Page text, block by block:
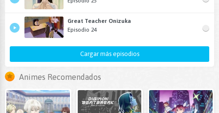
Great Teacher Onizuka
Episodio 24
Cargar más episodios
Animes Recomendados